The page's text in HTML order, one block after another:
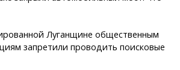
Луганщине общественным
запретили проводить поисковые